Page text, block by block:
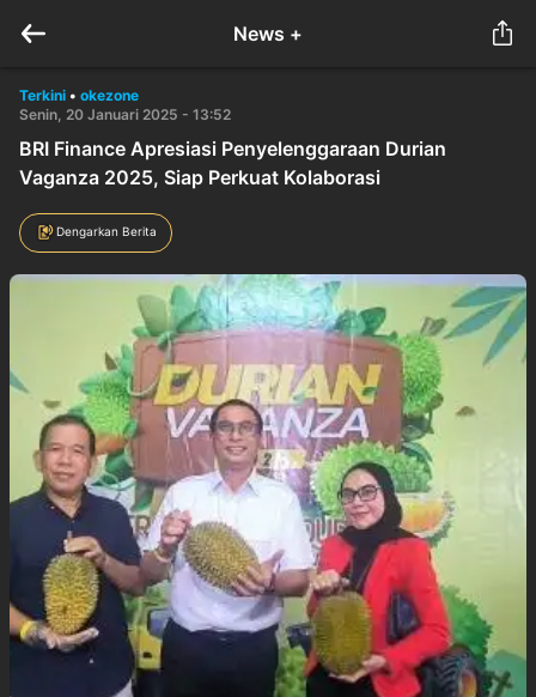
News +
Terkini • okezone
Senin, 20 Januari 2025 - 13:52
BRI Finance Apresiasi Penyelenggaraan Durian
Vaganza 2025, Siap Perkuat Kolaborasi
Dengarkan Berita